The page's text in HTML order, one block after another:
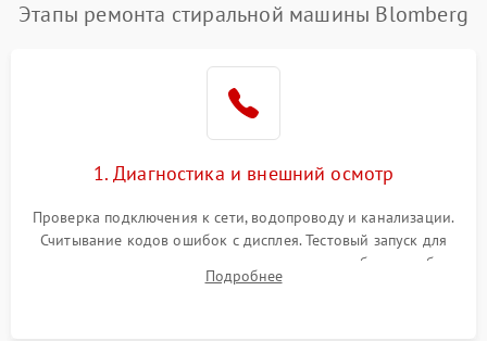
Этапы ремонта стиральной машины Blomberg
1. Диагностика и внешний осмотр
Проверка подключения к сети, водопроводу и канализации.
Считывание кодов ошибок с дисплея. Тестовый запуск для
выявления посторонних шумов, протечек или сбоев в работе
электронного модуля управления.
Подробнее